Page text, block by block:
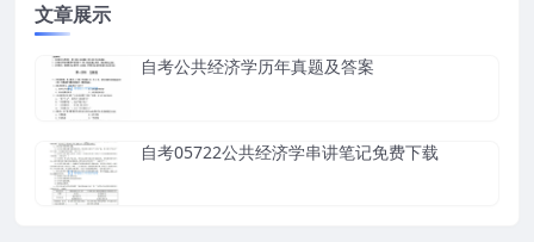
文章展示
自考公共经济学历年真题及答案
自考05722公共经济学串讲笔记免费下载